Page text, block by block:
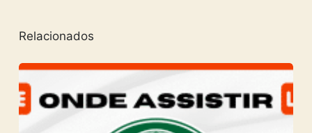
Relacionados